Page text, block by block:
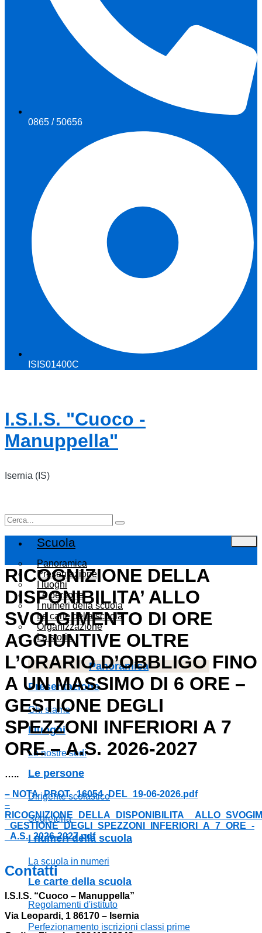
0865 / 50656
ISIS01400C
I.S.I.S. "Cuoco -
Manuppella"
Isernia (IS)
Scuola
Panoramica
Presentazione
I luoghi
Le persone
I numeri della scuola
Le carte della scuola
Organizzazione
La storia
panoramica
presentazione
chi siamo
i luoghi
le nostre sedi
le persone
dirigente scolastico
segreteria
i numeri della scuola
la scuola in numeri
le carte della scuola
regolamenti d'istituto
perfezionamento iscrizioni classi prime
RICOGNIZIONE DELLA
DISPONIBILITA’ ALLO
SVOLGIMENTO DI ORE
AGGIUNTIVE OLTRE
L’ORARIO D’OBBLIGO FINO
A UN MASSIMO DI 6 ORE –
GESTIONE DEGLI
SPEZZONI INFERIORI A 7
ORE – A.S. 2026-2027
…..
– NOTA_PROT._16054_DEL_19-06-2026.pdf
–
_GESTIONE_DEGLI_SPEZZONI_INFERIORI_A_7_ORE_-
_A.S._2026-2027.pdf
contatti
I.S.I.S. “Cuoco – Manuppella”
Via Leopardi, 1 86170 – Isernia